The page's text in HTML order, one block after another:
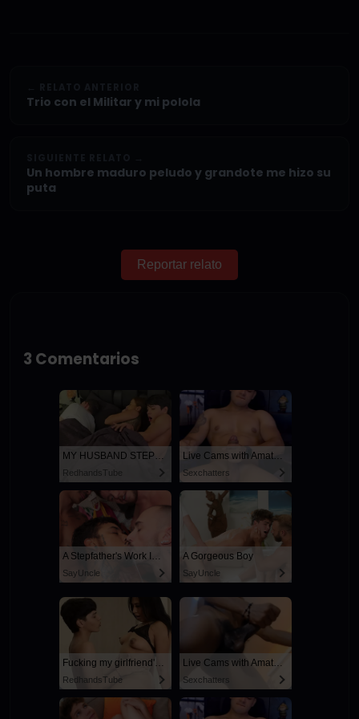
Trio con el Militar y mi polola
Un hombre maduro peludo y grandote me hizo su
puta
Reportar relato
3 Comentarios
MY HUSBAND STEPSON MISTAKENLY GIVES ME IN THE ASS
RedhandsTube
Live Cams with Amateur Men
Sexchatters
A Stepfather's Work Is Never Done
SayUncle
A Gorgeous Boy
SayUncle
Fucking my girlfriend's hot mommy by mistake
RedhandsTube
Live Cams with Amateur Men
Sexchatters